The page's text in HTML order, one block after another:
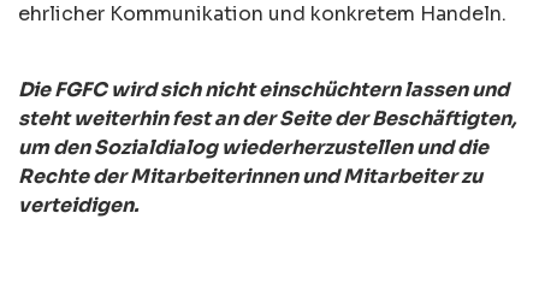
ehrlicher Kommunikation und konkretem Handeln.
Die FGFC wird sich nicht einschüchtern lassen und
steht weiterhin fest an der Seite der Beschäftigten,
um den Sozialdialog wiederherzustellen und die
Rechte der Mitarbeiterinnen und Mitarbeiter zu
verteidigen.